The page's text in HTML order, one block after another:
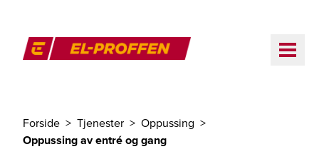
Du er her
Forside Tjenester
Oppussing
Oppussing av entré og gang